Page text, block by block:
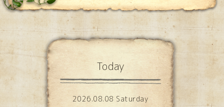
Today
2026.08.08 Saturday